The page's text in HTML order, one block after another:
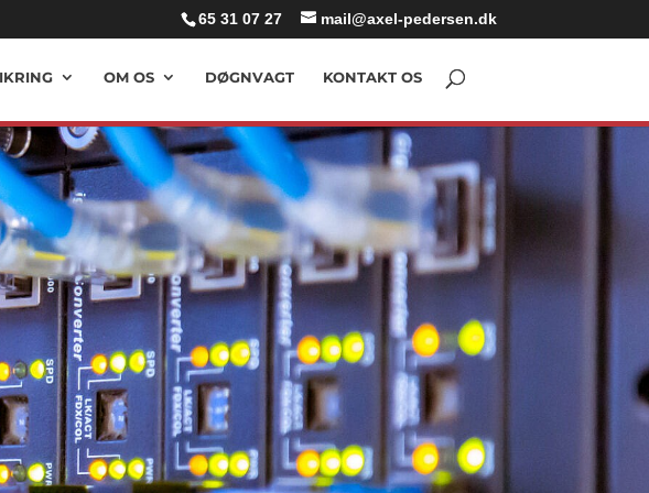
65 31 07 27 mail@axel-pedersen.dk
DAIKIN LUFT LUFT VARMEPUMPER
OM OS DØGNVAGT KONTAKT OS